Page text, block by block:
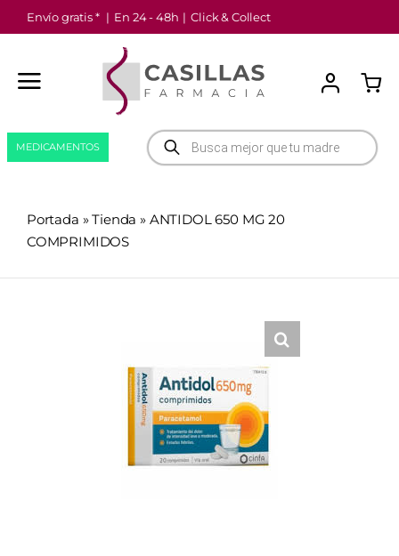
Saltar
al
Envío gratis * | En 24 - 48h | Click & Collect
Búsqueda
de
productos
MEDICAMENTOS
Portada »Tienda » ANTIDOL 650 MG 20
COMPRIMIDOS